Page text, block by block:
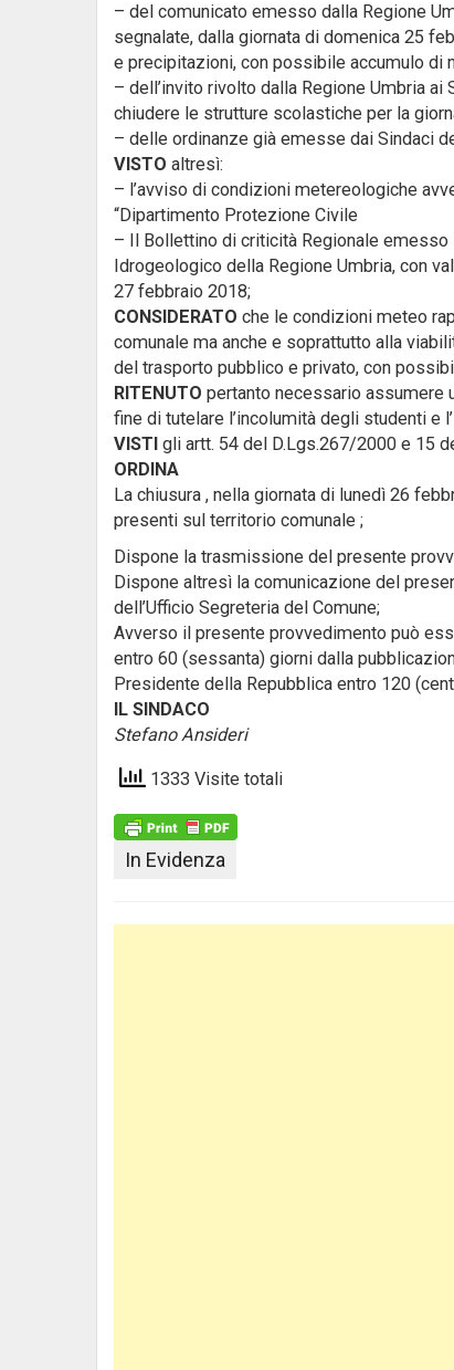
– del comunicato emesso dalla Regione
segnalate, dalla giornata di domenica 25
e precipitazioni, con possibile accumulo di
– dell’invito rivolto dalla Regione Umbria
chiudere le strutture scolastiche per la
– delle ordinanze già emesse dai Sindaci
VISTO altresì:
– l’avviso di condizioni metereologiche
“Dipartimento Protezione Civile
– Il Bollettino di criticità Regionale emesso
Idrogeologico della Regione Umbria, con
27 febbraio 2018;
CONSIDERATO che le condizioni meteo
comunale ma anche e soprattutto alla
del trasporto pubblico e privato, con
RITENUTO pertanto necessario assumere
fine di tutelare l’incolumità degli studenti e
VISTI gli artt. 54 del D.Lgs.267/2000 e 15
ORDINA
La chiusura , nella giornata di lunedì 26
presenti sul territorio comunale ;
Dispone la trasmissione del presente
Dispone altresì la comunicazione del
dell’Ufficio Segreteria del Comune;
Avverso il presente provvedimento può
entro 60 (sessanta) giorni dalla
Presidente della Repubblica entro 120
IL SINDACO
Stefano Ansideri
1333 Visite totali
In Evidenza